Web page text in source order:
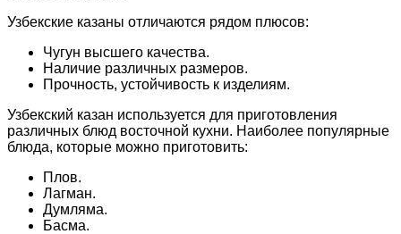
Узбекские казаны отличаются рядом плюсов:
Чугун высшего качества.
Наличие различных размеров.
Прочность, устойчивость к изделиям.
Узбекский казан используется для приготовления
различных блюд восточной кухни. Наиболее популярные
блюда, которые можно приготовить:
Плов.
Лагман.
Думляма.
Басма.